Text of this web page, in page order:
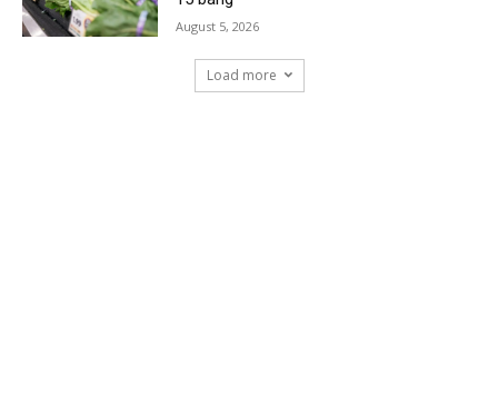
August 5, 2026
Load more